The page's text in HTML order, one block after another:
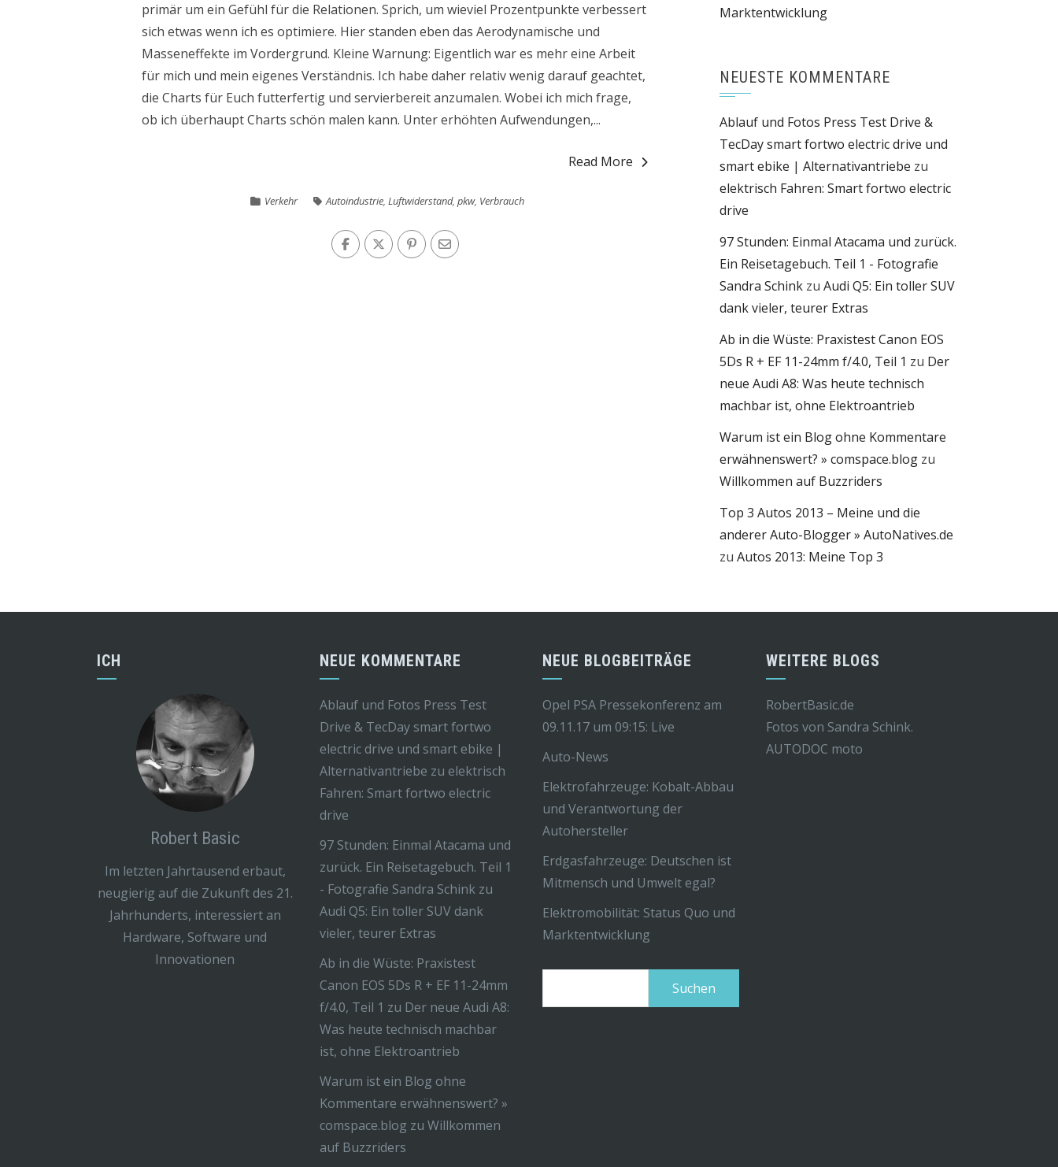
primär um ein Gefühl für die Relationen. Sprich, um wieviel Prozentpunkte verbessert
sich etwas wenn ich es optimiere. Hier standen eben das Aerodynamische und
Masseneffekte im Vordergrund. Kleine Warnung: Eigentlich war es mehr eine Arbeit
für mich und mein eigenes Verständnis. Ich habe daher relativ wenig darauf geachtet,
die Charts für Euch futterfertig und servierbereit anzumalen. Wobei ich mich frage,
ob ich überhaupt Charts schön malen kann. Unter erhöhten Aufwendungen,...
Read More
Verkehr Autoindustrie, Luftwiderstand, pkw, Verbrauch
Marktentwicklung
NEUESTE KOMMENTARE
Ablauf und Fotos Press Test Drive &
TecDay smart fortwo electric drive und
smart ebike | Alternativantriebe zu
elektrisch Fahren: Smart fortwo electric
drive
97 Stunden: Einmal Atacama und zurück.
Ein Reisetagebuch. Teil 1 - Fotografie
Sandra Schink zu Audi Q5: Ein toller SUV
dank vieler, teurer Extras
Ab in die Wüste: Praxistest Canon EOS
5Ds R + EF 11-24mm f/4.0, Teil 1 zu Der
neue Audi A8: Was heute technisch
machbar ist, ohne Elektroantrieb
Warum ist ein Blog ohne Kommentare
erwähnenswert? » comspace.blog zu
Willkommen auf Buzzriders
Top 3 Autos 2013 – Meine und die
anderer Auto-Blogger » AutoNatives.de
zu Autos 2013: Meine Top 3
ICH
Robert Basic
Im letzten Jahrtausend erbaut,
neugierig auf die Zukunft des 21.
Jahrhunderts, interessiert an
Hardware, Software und
Innovationen
NEUE KOMMENTARE
Ablauf und Fotos Press Test
Drive & TecDay smart fortwo
electric drive und smart ebike |
Alternativantriebe zu elektrisch
Fahren: Smart fortwo electric
drive
97 Stunden: Einmal Atacama und
zurück. Ein Reisetagebuch. Teil 1
- Fotografie Sandra Schink zu
Audi Q5: Ein toller SUV dank
vieler, teurer Extras
Ab in die Wüste: Praxistest
Canon EOS 5Ds R + EF 11-24mm
f/4.0, Teil 1 zu Der neue Audi A8:
Was heute technisch machbar
ist, ohne Elektroantrieb
Warum ist ein Blog ohne
Kommentare erwähnenswert? »
comspace.blog zuWillkommen
auf Buzzriders
NEUE BLOGBEITRÄGE
Opel PSA Pressekonferenz am
09.11.17 um 09:15: Live
Auto-News
Elektrofahrzeuge: Kobalt-Abbau
und Verantwortung der
Autohersteller
Erdgasfahrzeuge: Deutschen ist
Mitmensch und Umwelt egal?
Elektromobilität: Status Quo und
Marktentwicklung
WEITERE BLOGS
RobertBasic.de
Fotos von Sandra Schink.
AUTODOC moto